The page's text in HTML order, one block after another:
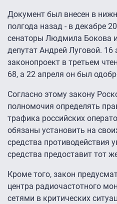
Документ был внесен в
полгода назад - в декабре
сенаторы Людмила Бокова
депутат Андрей Луговой.
законопроект в третьем
68, а 22 апреля он был
Согласно этому закону
полномочия определять
трафика российских
обязаны установить на
средства противодействия
средства предоставит тот
Кроме того, закон
центра радиочастотного
сетями в критических